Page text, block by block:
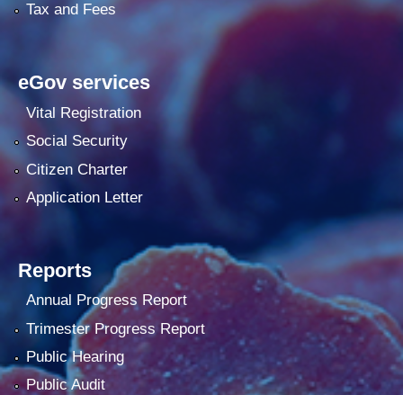
Tax and Fees
eGov services
Vital Registration
Social Security
Citizen Charter
Application Letter
Reports
Annual Progress Report
Trimester Progress Report
Public Hearing
Public Audit